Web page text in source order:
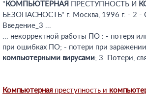
" КОМПЬЮТЕРНАЯ ПРЕСТУПНОСТЬ И
БЕЗОПАСНОСТЬ" г. Москва, 1996 г. -
Введение_3 ...
... некорректной работы ПО : - потеря
при ошибках ПО; - потери при
компьютерными вирусами; 3. Потери,
Компьютерная преступность и